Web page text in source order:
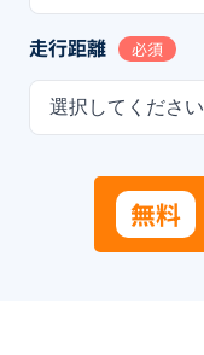
走行距離 必須
選択してください
無料